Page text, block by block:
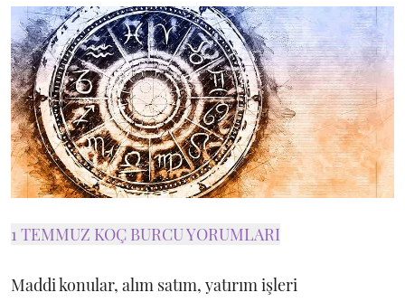
1 TEMMUZ KOÇ BURCU YORUMLARI
Maddi konular, alım satım, yatırım işleri